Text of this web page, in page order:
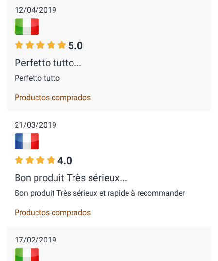
12/04/2019
5.0
Perfetto tutto...
Perfetto tutto
Productos comprados
21/03/2019
4.0
Bon produit Très sérieux...
Bon produit Très sérieux et rapide à recommander
Productos comprados
17/02/2019